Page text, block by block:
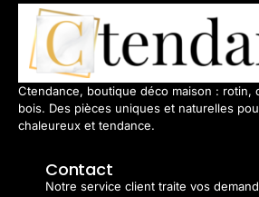
Ctendance, boutique déco maison : rotin,
bois. Des pièces uniques et naturelles
chaleureux et tendance.
Contact
Notre service client traite vos